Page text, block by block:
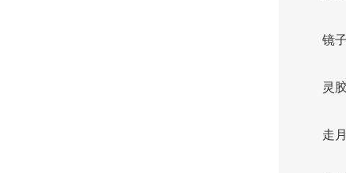
镜
灵
走